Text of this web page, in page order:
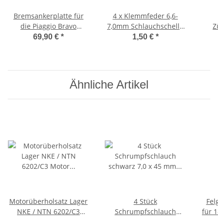
Bremsankerplatte für
die Piaggio Bravo
Gußfelgen
69,90 € *
4 x Klemmfeder 6,6-
7,0mm Schlauchschelle
Schlauchklemme
1,50 € *
Ähnliche Artikel
Motorüberholsatz Lager
NKE / NTN 6202/C3
4 Stück
Schrumpfschlauch
für